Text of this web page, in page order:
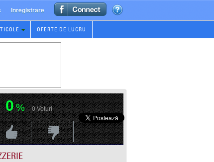
Inregistrare
OFERTE DE LUCRU
0% 0Voturi
Vot Pozitiv Vot Negativ